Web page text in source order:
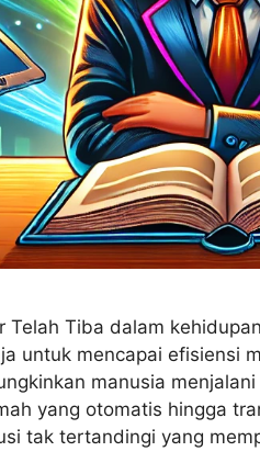
Telah Tiba dalam
untuk mencapai efisiensi
manusia
yang otomatis hingga
tak tertandingi yang